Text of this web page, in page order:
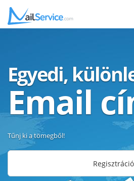
Egyedi,
Email
Tűnj ki a tömegből!
Regisztráció